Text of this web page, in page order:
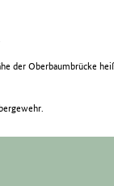
der Oberbaumbrücke